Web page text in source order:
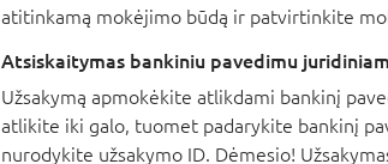
atitinkamą mokėjimo būdą ir patvirtinkite
Atsiskaitymas bankiniu pavedimu
Užsakymą apmokėkite atlikdami bankinį
atlikite iki galo, tuomet padarykite bankinį
nurodykite užsakymo ID. Dėmesio!